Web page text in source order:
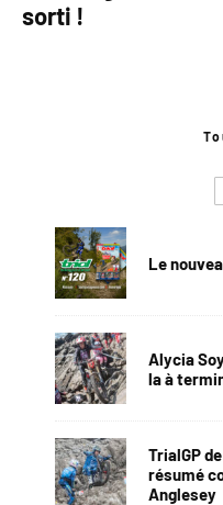
sorti !
Le
Alycia
la à
TrialGP
résumé
Anglesey